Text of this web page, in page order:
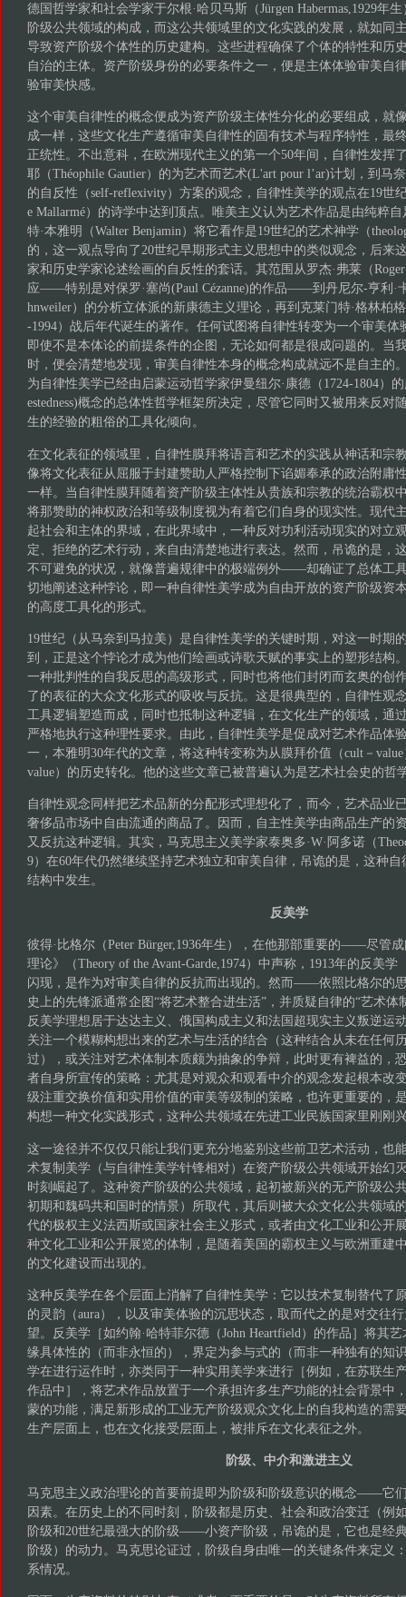
德国哲学家和社会学家于尔根·哈贝马斯（Jürgen Habermas,1929年
阶级公共领域的构成，而这公共领域里的文化实践的发展，就如同
导致资产阶级个体性的历史建构。这些进程确保了个体的特性和历
自治的主体。资产阶级身份的必要条件之一，便是主体体验审美自
验审美快感。
这个审美自律性的概念便成为资产阶级主体性分化的必要组成，就
成一样，这些文化生产遵循审美自律性的固有技术与程序特性，最
正统性。不出意科，在欧洲现代主义的第一个50年间，自律性发挥
耶（Théophile Gautier）的为艺术而艺术(L'art pour l’ar)计划，到马
的自反性（self-reflexivity）方案的观念，自律性美学的观点在19世
e Mallarmé）的诗学中达到顶点。唯美主义认为艺术作品是由纯粹
特·本雅明（Walter Benjamin）将它看作是19世纪的艺术神学（
的，这一观点导向了20世纪早期形式主义思想中的类似观念，后来
家和历史学家论述绘画的自反性的套话。其范围从罗杰·弗莱（
应——特别是对保罗·塞尚(Paul Cézanne)的作品——到丹尼尔-亨利·
hnweiler）的分析立体派的新康德主义理论，再到克莱门特·格林柏格
-1994）战后年代诞生的著作。任何试图将自律性转变为一个审美体
即使不是本体论的前提条件的企图，无论如何都是很成问题的。当
时，便会清楚地发现，审美自律性本身的概念构成就远不是自主的
为自律性美学已经由启蒙运动哲学家伊曼纽尔·康德（1724-1804）
estedness)概念的总体性哲学框架所决定，尽管它同时又被用来反对
生的经验的粗俗的工具化倾向。
在文化表征的领域里，自律性膜拜将语言和艺术的实践从神话和宗
像将文化表征从屈服于封建赞助人严格控制下谄媚奉承的政治附庸
一样。当自律性膜拜随着资产阶级主体性从贵族和宗教的统治霸权
将那赞助的神权政治和等级制度视为有着它们自身的现实性。现代
起社会和主体的界域，在此界域中，一种反对功利活动现实的对立
定、拒绝的艺术行动，来自由清楚地进行表达。然而，吊诡的是
不可避免的状况，就像普遍规律中的极端例外——却确证了总体工
切地阐述这种悖论，即一种自律性美学成为自由开放的资产阶级资
的高度工具化的形式。
19世纪（从马奈到马拉美）是自律性美学的关键时期，对这一时期
到，正是这个悖论才成为他们绘画或诗歌天赋的事实上的塑形结构
一种批判性的自我反思的高级形式，同时也将他们封闭而玄奥的创
了的表征的大众文化形式的吸收与反抗。这是很典型的，自律性观
工具逻辑塑造而成，同时也抵制这种逻辑，在文化生产的领域，通
严格地执行这种理性要求。由此，自律性美学是促成对艺术作品体
一，本雅明30年代的文章，将这种转变称为从膜拜价值（cult－
value）的历史转化。他的这些文章已被普遍认为是艺术社会史的哲
自律性观念同样把艺术品新的分配形式理想化了，而今，艺术品业
奢侈品市场中自由流通的商品了。因而，自主性美学由商品生产的
又反抗这种逻辑。其实，马克思主义美学家泰奥多·W·阿多诺（
9）在60年代仍然继续坚持艺术独立和审美自律，吊诡的是，这种
结构中发生。
反美学
彼得·比格尔（Peter Bürger,1936年生），在他那部重要的——尽管
理论》（Theory of the Avant-Garde,1974）中声称，1913年的反美学
闪现，是作为对审美自律的反抗而出现的。然而——依照比格尔的
史上的先锋派通常企图“将艺术整合进生活”，并质疑自律的“艺术体
反美学理想居于达达主义、俄国构成主义和法国超现实主义叛逆运
关注一个模糊构想出来的艺术与生活的结合（这种结合从未在任何
过），或关注对艺术体制本质颇为抽象的争辩，此时更有裨益的，
者自身所宣传的策略：尤其是对观众和观看中介的观念发起根本改
级注重交换价值和实用价值的审美等级制的策略，也许更重要的，
构想一种文化实践形式，这种公共领域在先进工业民族国家里刚刚
这一途径并不仅仅只能让我们更充分地鉴别这些前卫艺术活动，也
术复制美学（与自律性美学针锋相对）在资产阶级公共领域开始幻
时刻崛起了。这种资产阶级的公共领域，起初被新兴的无产阶级公
初期和魏码共和国时的情景）所取代，其后则被大众文化公共领域
代的极权主义法西斯或国家社会主义形式，或者由文化工业和公开
种文化工业和公开展览的体制，是随着美国的霸权主义与欧洲重建
的文化建设而出现的。
这种反美学在各个层面上消解了自律性美学：它以技术复制替代了
的灵韵（aura），以及审美体验的沉思状态，取而代之的是对交往
望。反美学［如约翰·哈特菲尔德（John Heartfield）的作品］将其
缘具体性的（而非永恒的），界定为参与式的（而非一种独有的知
学在进行运作时，亦类同于一种实用美学来进行［例如，在苏联生
作品中］，将艺术作品放置于一个承担许多生产功能的社会背景中
蒙的功能，满足新形成的工业无产阶级观众文化上的自我构造的需
生产层面上，也在文化接受层面上，被排斥在文化表征之外。
阶级、中介和激进主义
马克思主义政治理论的首要前提即为阶级和阶级意识的概念——它
因素。在历史上的不同时刻，阶级都是历史、社会和政治变迁（例
阶级和20世纪最强大的阶级——小资产阶级，吊诡的是，它也是经
阶级）的动力。马克思论证过，阶级自身由唯一的关键条件来定义
系情况。